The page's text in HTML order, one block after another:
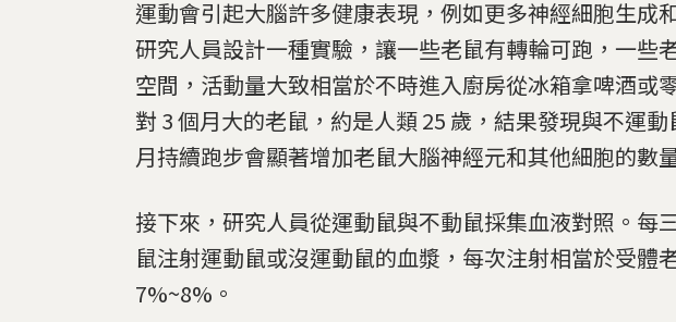
運動會引起大腦許多健康表現，例如更多神經細胞生成
研究人員設計一種實驗，讓一些老鼠有轉輪可跑，一些
空間，活動量大致相當於不時進入廚房從冰箱拿啤酒或
對 3 個月大的老鼠，約是人類 25 歲，結果發現與不運
月持續跑步會顯著增加老鼠大腦神經元和其他細胞的數
接下來，研究人員從運動鼠與不動鼠採集血液對照。每
鼠注射運動鼠或沒運動鼠的血漿，每次注射相當於受體
7%~8%。